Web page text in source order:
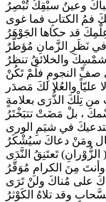
وعينُ سبْقِكُ تُبْصِرُ
فمُ الكتابِ فما غوى
قد حكاها الجَوْهَرُ
نَظَرِ الزَّمانِ مُؤطّرٌ
والخلائقُ تنظرُ
النجومِ فلَمْ تَكُنْ
إلا عليّاً والعُلا لكَ مَصدَر
من تِلْكَ الذُّرَى بعلامةٍ
، بلْ مَضَتْ تتبَخْتَرُ
في شيَمِ الورى
ومَنْ دعاكَ سيُشْكَرُ
تَعتَنِقُ النَّدَى
مِنَ الكرامِ مُوَقَّرُ
على مُناكَ ولنْ تَرَى
وقد تلاهُ الكَوْثرُ